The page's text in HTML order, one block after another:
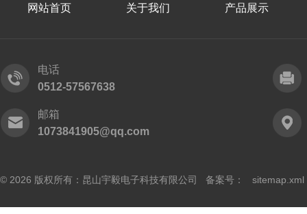
网站首页 关于我们 产品展示
电话
0512-57567638
邮箱
1073841905@qq.com
© 2026 版权所有：昆山宇毅电子科技有限公司 备案号： sitemap.xml